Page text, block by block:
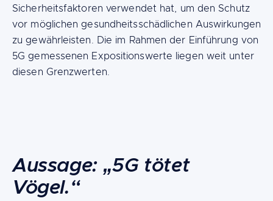
Sicherheitsfaktoren verwendet hat, um den Schutz
vor möglichen gesundheitsschädlichen Auswirkungen
zu gewährleisten. Die im Rahmen der Einführung von
5G gemessenen Expositionswerte liegen weit unter
diesen Grenzwerten.
Aussage: „5G tötet
Vögel.“